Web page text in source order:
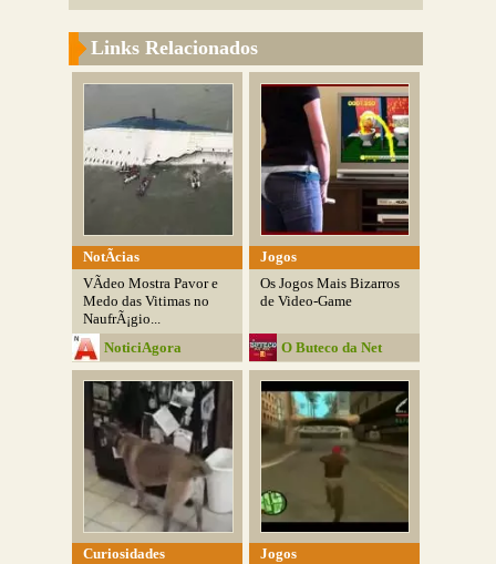
Links Relacionados
NotÃ­cias
VÃ­deo Mostra Pavor e
Medo das Vitimas no
NaufrÃ¡gio...
NoticiAgora
Jogos
Os Jogos Mais Bizarros
de Video-Game
O Buteco da Net
Curiosidades
Jogos